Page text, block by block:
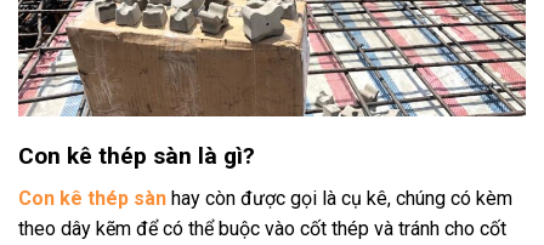
Con kê thép sàn là gì?
Con kê thép sàn hay còn được gọi là cụ kê, chúng có kèm
theo dây kẽm để có thể buộc vào cốt thép và tránh cho cốt